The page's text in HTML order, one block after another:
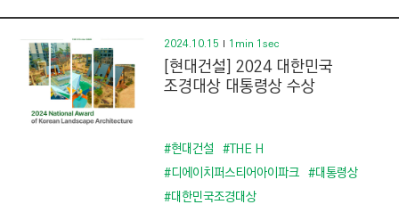
O
S
T
R
2024.10.15 1min 1sec
[현대건설] 2024 대한민국
조경대상 대통령상 수상
#현대건설 #THE H
#디에이치퍼스티어아이파크 #대통령상
#대한민국조경대상